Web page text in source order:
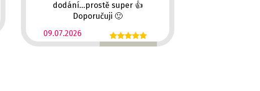
09.07.2026
dodání...prostě super 👍
Doporučuji 🙂